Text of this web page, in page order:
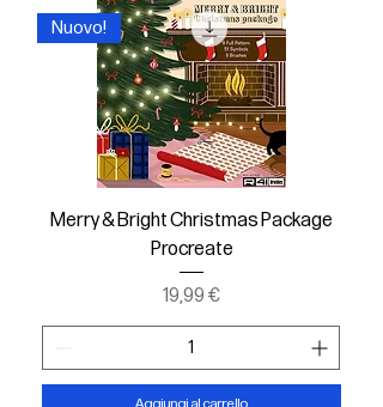
Nuovo!
Merry & Bright Christmas Package
Procreate
Prezzo
19,99 €